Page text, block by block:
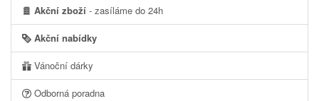
Akční zboží - zasíláme do 24h
Akční nabídky
Vánoční dárky
Odborná poradna